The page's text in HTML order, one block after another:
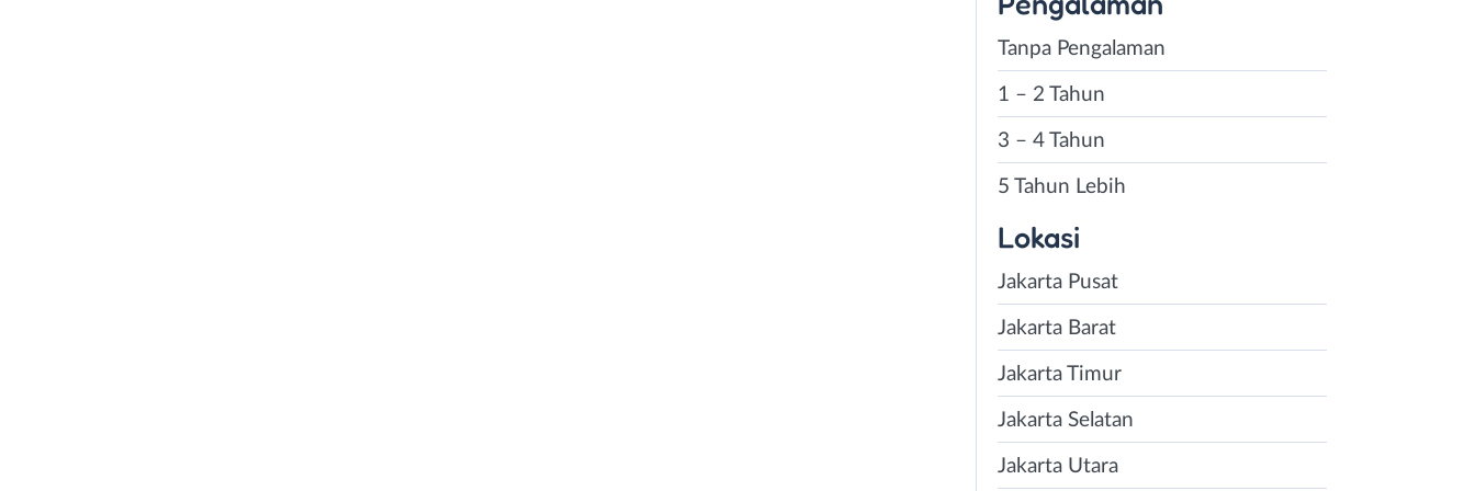
Tanpa Pengalaman
1 – 2 Tahun
3 – 4 Tahun
5 Tahun Lebih
Lokasi
Jakarta Pusat
Jakarta Barat
Jakarta Timur
Jakarta Selatan
Jakarta Utara